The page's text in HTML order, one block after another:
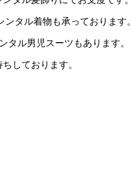
タル着物も承っております。
タル男児スーツもあります。
しております。